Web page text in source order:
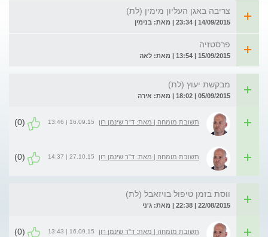
צריבה באגן העליון מימין (לת)
14/09/2015 | 23:34 | מאת: בנימין
פרסטזיה
15/09/2015 | 13:54 | מאת: לאה
מבקשת יעוץ (לת)
05/09/2015 | 18:02 | מאת: אירה
תשובת מומחה | מאת: ד"ר שינמן רון 16.09.15 | 13:46
(0)
תשובת מומחה | מאת: ד"ר שינמן רון 27.10.15 | 14:37
(0)
ווסת בזמן טיפול בויזאבל (לת)
22/08/2015 | 22:38 | מאת: ג'ני
תשובת מומחה | מאת: ד"ר שינמן רון 16.09.15 | 13:43
(0)